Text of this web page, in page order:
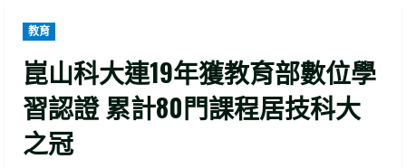
教育
崑山科大連19年獲教育部數位學
習認證 累計80門課程居技科大
之冠